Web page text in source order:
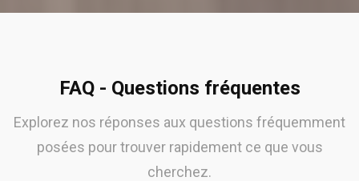
FAQ - Questions fréquentes
Explorez nos réponses aux questions fréquemment
posées pour trouver rapidement ce que vous
cherchez.